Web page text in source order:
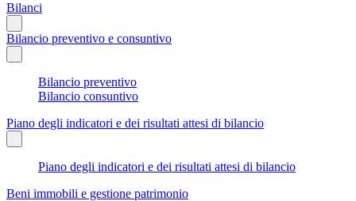
Bilanci
Bilancio preventivo e consuntivo
Bilancio preventivo
Bilancio consuntivo
Piano degli indicatori e dei risultati attesi di bilancio
Piano degli indicatori e dei risultati attesi di bilancio
Beni immobili e gestione patrimonio